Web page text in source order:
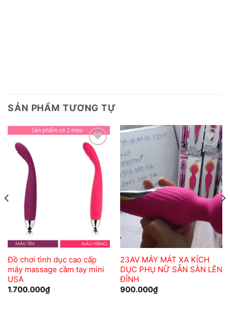
SẢN PHẨM TƯƠNG TỰ
Add to
wishlist
Đồ chơi tình dục cao cấp
máy massage cầm tay mini
USA
1.700.000₫
Add to
wishlist
23AV MÁY MÁT XA KÍCH
DỤC PHỤ NỮ SẴN SÀN LÊN
ĐỈNH
900.000₫